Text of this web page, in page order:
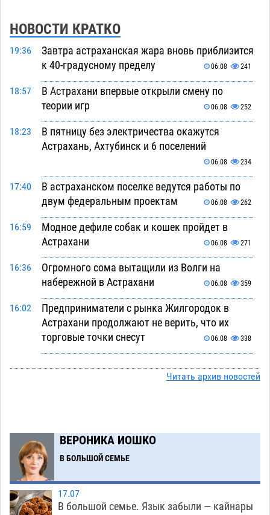
НОВОСТИ КРАТКО
19:36
Завтра астраханская жара вновь приблизится
к 40-градусному пределу
06.08 241
18:57
В Астрахани впервые открыли смену по
теории игр
06.08 252
18:23
В пятницу без электричества окажутся
Астрахань, Ахтубинск и 6 поселений
06.08 234
17:40
В астраханском поселке ведутся работы по
двум федеральным проектам
06.08 262
16:59
Модное дефиле собак и кошек пройдет в
Астрахани
06.08 271
16:36
Огромного сома вытащили из Волги на
набережной в Астрахани
06.08 359
16:02
Предприниматели с рынка Жилгородок в
Астрахани продолжают не верить, что их
торговые точки снесут
06.08 338
на новой серебряной монете Банка России
в музее Пушкина в Москве
06.08 247
13:50
Мэрия Астрахани переводит городские
зеленые зоны на автоматический полив
Читать архив новостей
ВЕРОНИКА ИОШКО
В БОЛЬШОЙ СЕМЬЕ
17.07
В большой семье. Язык забыли — кайнары